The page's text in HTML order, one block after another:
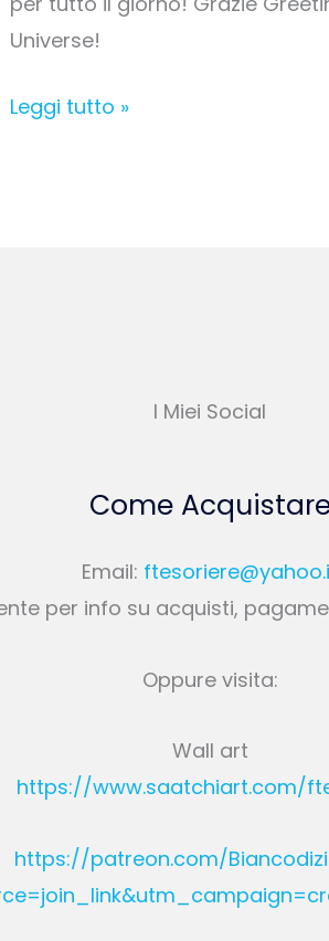
Universe!
Leggi tutto »
I Miei Social
Come
Email:
per info su acquisti,
Oppure visita:
Wall art
https://www.saatchiart.com/
https://patreon.com/